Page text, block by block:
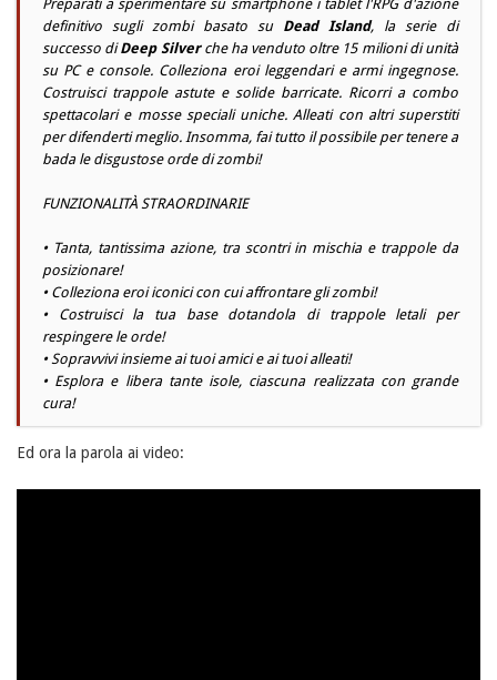
Preparati a sperimentare su smartphone i tablet l'RPG d'azione
definitivo sugli zombi basato su Dead Island, la serie di
successo diDeep Silverche ha venduto oltre 15 milioni di unità
su PCe console. Colleziona eroi leggendari e armi ingegnose.
Costruisci trappole astute e solide barricate. Ricorri a combo
spettacolari e mosse speciali uniche. Alleati con altri superstiti
per difenderti meglio. Insomma, fai tutto il possibile per tenere a
bada le disgustose orde di zombi!
FUNZIONALITÀ STRAORDINARIE
• Tanta, tantissima azione, tra scontri in mischia e trappole da
posizionare!
• Colleziona eroi iconici con cui affrontare gli zombi!
• Costruisci la tua base dotandola di trappole letali per
respingere le orde!
• Sopravvivi insieme ai tuoi amici e ai tuoi alleati!
• Esplora e libera tante isole, ciascuna realizzata con grande
cura!
Ed ora la parola ai video: